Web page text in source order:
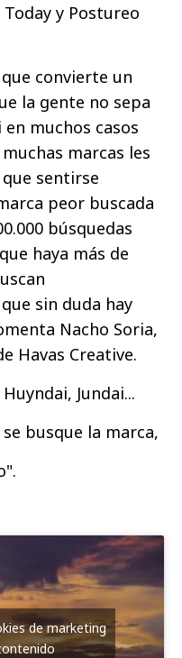
y Postureo
convierte un
la gente no sepa
muchos casos
marcas les
sentirse
peor buscada
búsquedas
haya más de
sin duda hay
Nacho Soria,
Havas Creative.
Jundai...
busque la marca,
de marketing